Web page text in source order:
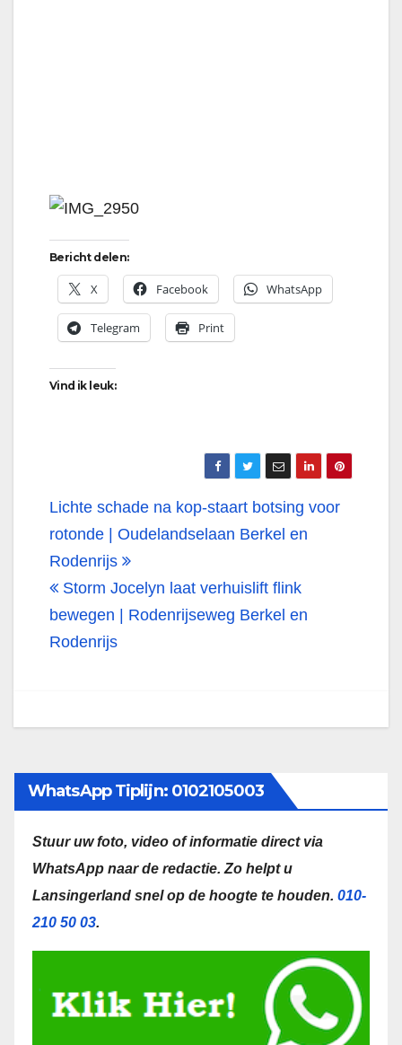
Bericht delen:
X Facebook WhatsApp
Telegram Print
Vind ik leuk:
Bericht
navigatie
Lichte schade na kop-staart botsing voor
rotonde | Oudelandselaan Berkel en
Rodenrijs
Storm Jocelyn laat verhuislift flink
bewegen | Rodenrijseweg Berkel en
Rodenrijs
WhatsApp Tiplijn: 0102105003
Stuur uw foto, video of informatie direct via
WhatsApp naar de redactie. Zo helpt u
Lansingerland snel op de hoogte te houden. 010-
210 50 03.